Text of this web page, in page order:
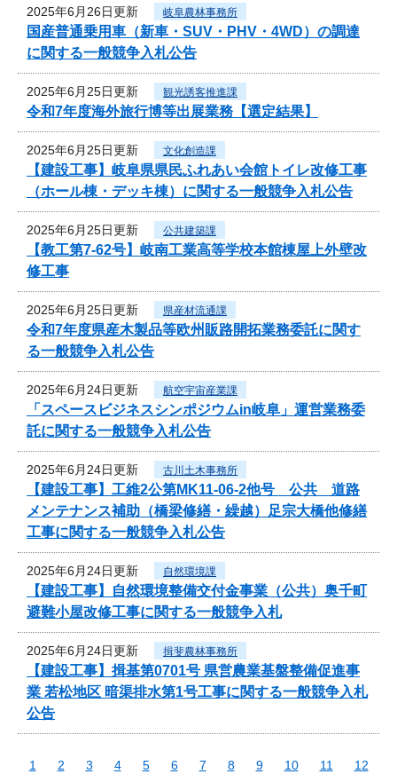
2025年6月26日更新 岐阜農林事務所
国産普通乗用車（新車・SUV・PHV・4WD）の調達
に関する一般競争入札公告
2025年6月25日更新 観光誘客推進課
令和7年度海外旅行博等出展業務【選定結果】
2025年6月25日更新 文化創造課
【建設工事】岐阜県県民ふれあい会館トイレ改修工事
（ホール棟・デッキ棟）に関する一般競争入札公告
2025年6月25日更新 公共建築課
【教工第7-62号】岐南工業高等学校本館棟屋上外壁改
修工事
2025年6月25日更新 県産材流通課
令和7年度県産木製品等欧州販路開拓業務委託に関す
る一般競争入札公告
2025年6月24日更新 航空宇宙産業課
「スペースビジネスシンポジウムin岐阜」運営業務委
託に関する一般競争入札公告
2025年6月24日更新 古川土木事務所
【建設工事】工維2公第MK11-06-2他号 公共 道路
メンテナンス補助（橋梁修繕・繰越）足宗大橋他修繕
工事に関する一般競争入札公告
2025年6月24日更新 自然環境課
【建設工事】自然環境整備交付金事業（公共）奥千町
避難小屋改修工事に関する一般競争入札
2025年6月24日更新 揖斐農林事務所
【建設工事】揖基第0701号 県営農業基盤整備促進事
業 若松地区 暗渠排水第1号工事に関する一般競争入札
公告
1 2 3 4 5 6 7 8 9 10 11
12